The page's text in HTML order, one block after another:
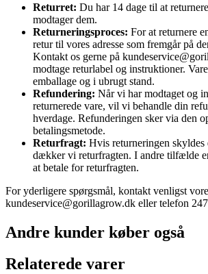
Returret: Du har 14 dage til at
modtager dem.
Returneringsproces: For at returnere
retur til vores adresse som fremgår på
Kontakt os gerne på
modtage returlabel og instruktioner.
emballage og i ubrugt stand.
Refundering: Når vi har modtaget og
returnerede vare, vil vi behandle din
hverdage. Refunderingen sker via den
betalingsmetode.
Returfragt: Hvis returneringen skyldes
dækker vi returfragten. I andre tilfælde
at betale for returfragten.
For yderligere spørgsmål, kontakt venligst
kundeservice@gorillagrow.dk eller telefon
Andre kunder køber også
Relaterede varer